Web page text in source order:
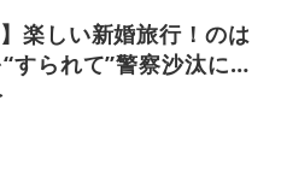
楽しい新婚旅行！のは
すられて”警察沙汰に…